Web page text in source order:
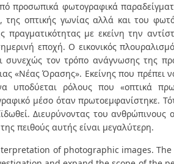
προσωπικά φωτογραφικά
της οπτικής γωνίας αλλά και του
με εκείνη την
εποχή. Ο εικονικός
τον τρόπο ανάγνωσης της
«Νέας Όρασης». Εκείνης που πρέπει
υποδύεται ρόλους που «οπτικά
μέσο όταν πρωτοεμφανίστηκε.
Διευρύνοντας του ανθρώπινους
πειθούς αυτής είναι μεγαλύτερη.
of photographic images.